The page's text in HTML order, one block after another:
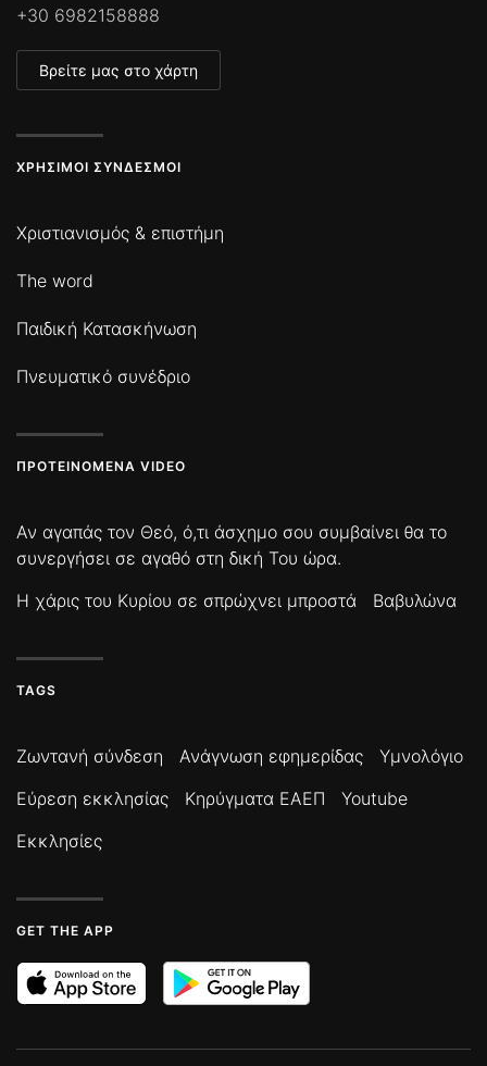
+30 6982158888
Βρείτε μας στο χάρτη
ΧΡΉΣΙΜΟΙ ΣΎΝΔΕΣΜΟΙ
Χριστιανισμός & επιστήμη
The word
Παιδική Κατασκήνωση
Πνευματικό συνέδριο
ΠΡΟΤΕΙΝΌΜΕΝΑ VIDEO
Αν αγαπάς τον Θεό, ό,τι άσχημο σου συμβαίνει θα το
συνεργήσει σε αγαθό στη δική Του ώρα.
Η χάρις του Κυρίου σε σπρώχνει μπροστά
Βαβυλώνα
TAGS
Ζωντανή σύνδεση Ανάγνωση εφημερίδας
Υμνολόγιο
Εύρεση εκκλησίας
Κηρύγματα ΕΑΕΠ
Youtube
Εκκλησίες
GET THE APP